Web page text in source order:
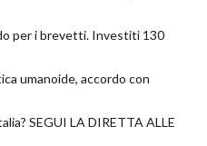
per i brevetti. Investiti 130
umanoide, accordo con
SEGUI LA DIRETTA ALLE